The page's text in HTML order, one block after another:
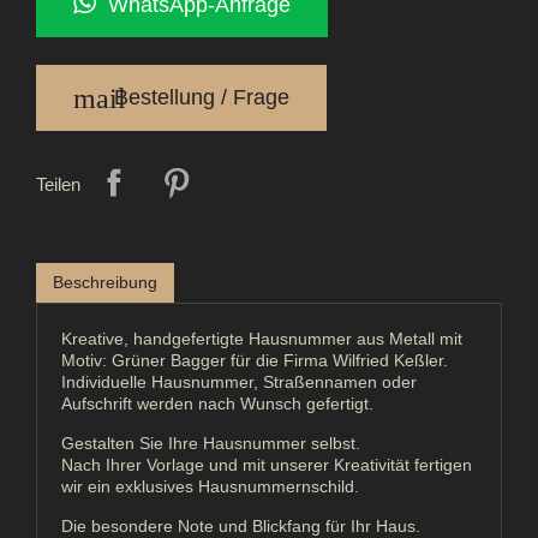
mailBestellung / Frage
Teilen
Beschreibung
Kreative, handgefertigte Hausnummer aus Metall mit
Motiv: Grüner Bagger für die Firma Wilfried Keßler.
Individuelle Hausnummer, Straßennamen oder
Aufschrift werden nach Wunsch gefertigt.
Gestalten Sie Ihre Hausnummer selbst.
Nach Ihrer Vorlage und mit unserer Kreativität fertigen
wir ein exklusives Hausnummernschild.
Die besondere Note und Blickfang für Ihr Haus.